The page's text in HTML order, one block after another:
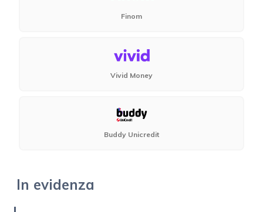
Finom
Vivid Money
Buddy Unicredit
In evidenza